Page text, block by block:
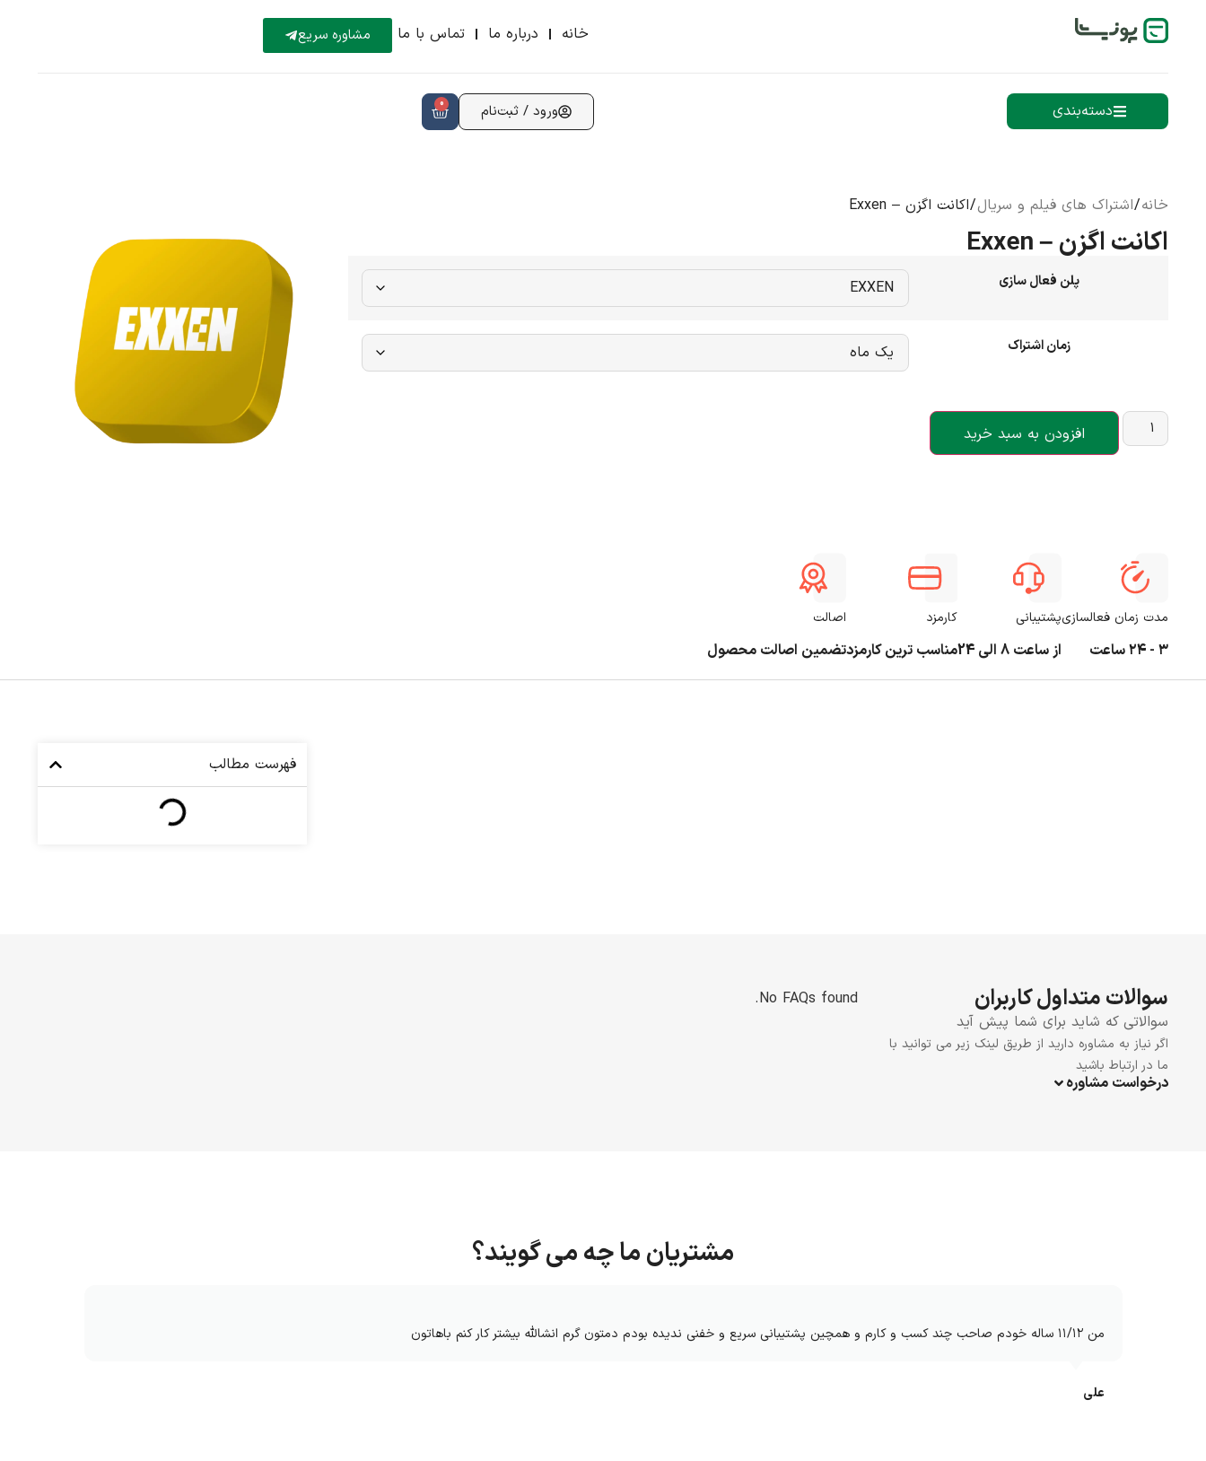
خانه درباره ما تماس با ما مشاوره سریع
دسته‌بندی ورود / ثبت‌نام 0
خانه/اشتراک های فیلم و سریال/ اکانت اگزن – Exxen
اکانت اگزن – Exxen
پلن فعال سازی
زمان اشتراک
افزودن به سبد خرید
مدت زمان فعالسازی
۳ - ۲۴ ساعت
پشتیبانی
از ساعت 8 الی 24
کارمزد
مناسب ترین کارمزد
اصالت
تضمین اصالت محصول
فهرست مطالب
سوالات متداول کاربران
سوالاتی که شاید برای شما پیش آید
اگر نیاز به مشاوره دارید از طریق لینک زیر می توانید با
ما در ارتباط باشید
درخواست مشاوره
No FAQs found.
مشتریان ما چه می گویند؟
من ۱۱/۱۲ ساله خودم صاحب چند کسب و کارم و همچین پشتیبانی سریع و خفنی ندیده بودم دمتون گرم انشالله بیشتر کار کنم باهاتون
علی